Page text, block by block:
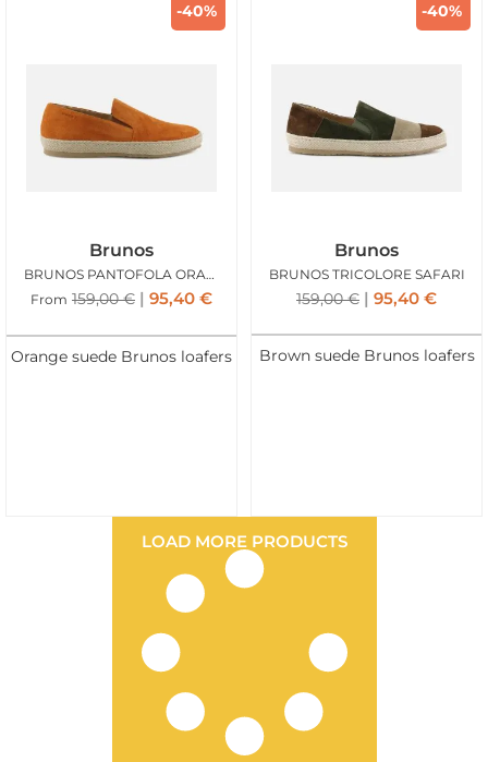
-40%
Brunos
BRUNOS PANTOFOLA ORANGE
From 159,00€ 95,40 €
Orange suede Brunos loafers
-40%
Brunos
BRUNOS TRICOLORE SAFARI
159,00€ 95,40 €
Brown suede Brunos loafers
LOAD MORE PRODUCTS